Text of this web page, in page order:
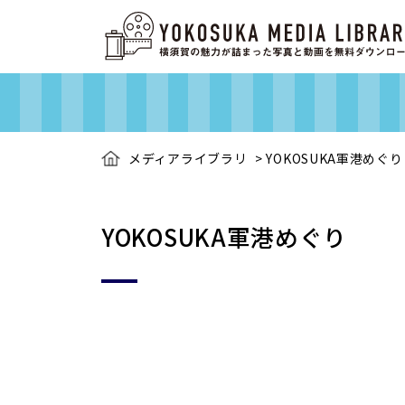
メディアライブラリ >YOKOSUKA軍港めぐり
YOKOSUKA軍港めぐり